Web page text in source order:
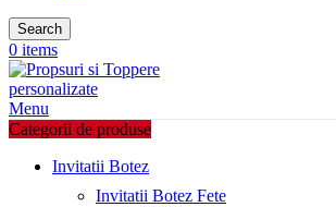
Search
0 items
Menu
Categorii de produse
Invitatii Botez
Invitatii Botez Fete